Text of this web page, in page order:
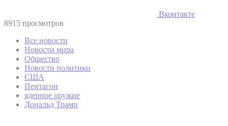
Вконтакте
8915 просмотров
Все новости
Новости мира
Общество
Новости политики
США
Пентагон
ядерное оружие
Дональд Трамп